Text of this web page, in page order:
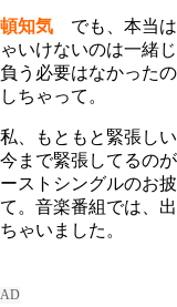
頓知気 でも、本当は
ゃいけないのは一緒
負う必要はなかった
しちゃって。
私、もともと緊張し
今まで緊張してるの
ーストシングルのお
て。音楽番組では、
ちゃいました。